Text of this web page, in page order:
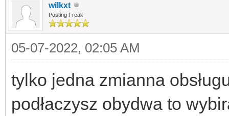
wilkxt
Posting Freak
05-07-2022, 02:05 AM
tylko jedna zmianna
podłaczysz obydwa to